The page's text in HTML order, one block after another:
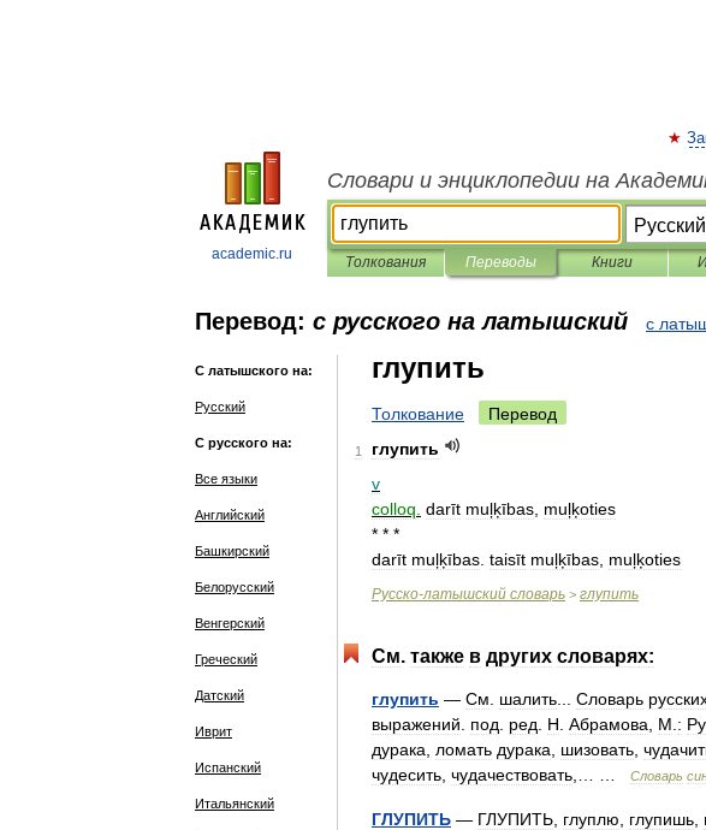
academic.ru
Словари и энциклопедии на
Толкования Переводы Книги
Перевод: с русского на латышский с
С латышского на:
Русский
С русского на:
Все языки
Английский
Башкирский
Белорусский
Венгерский
Греческий
Датский
Иврит
Испанский
Итальянский
глупить
Толкование Перевод
1
глупить
v
colloq darīt muļķības muļķoties
* * *
darīt muļķības taisīt muļķības muļķoties
Русско-латышский словарь > глупить
См. также в других словарях:
глупить — См шалить Словарь
выражений
под ред Н Абрамова М :
дурака
ломать дурака шизовать
чудесить чудачествовать Словарь
ГЛУПИТЬ — ГЛУПИТЬ глуплю глупишь